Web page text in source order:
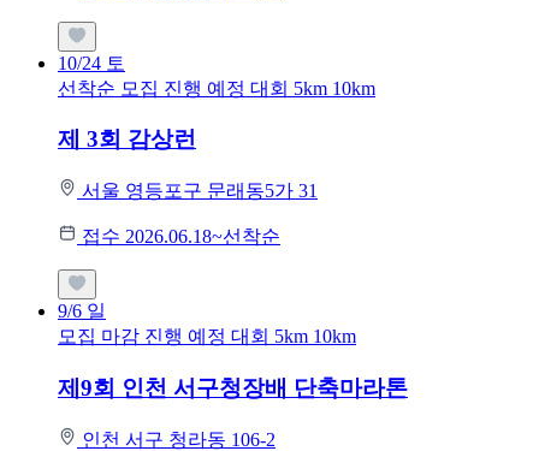
10/24 토
선착순 모집 진행 예정 대회 5km 10km
제 3회 감상런
서울 영등포구 문래동5가 31
접수 2026.06.18~선착순
9/6 일
모집 마감 진행 예정 대회 5km 10km
제9회 인천 서구청장배 단축마라톤
인천 서구 청라동 106-2